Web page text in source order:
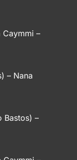
Caymmi –
– Nana
Bastos) –